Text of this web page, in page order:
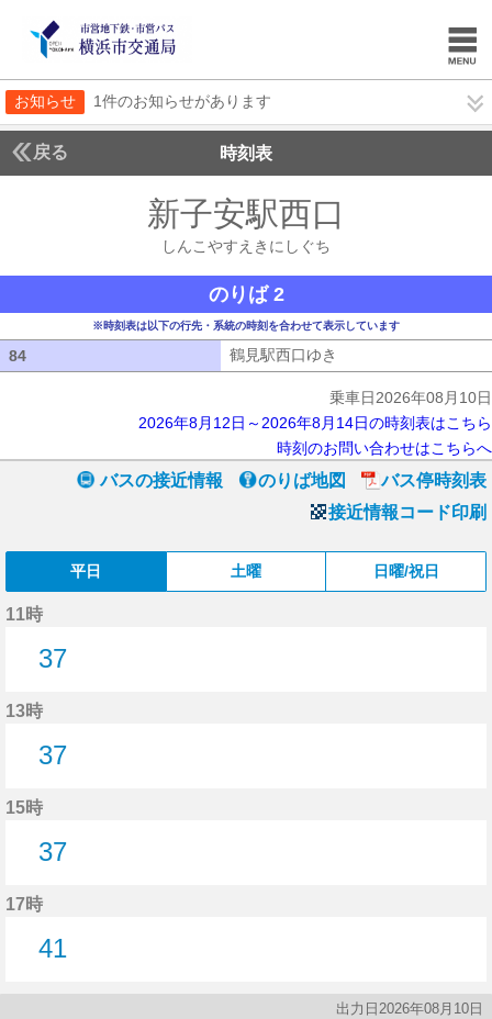
お知らせ 1件のお知らせがあります
戻る 時刻表
新子安駅西口
しんこやすえきにしぐち
のりば 2
※時刻表は以下の行先・系統の時刻を合わせて表示しています
84 鶴見駅西口ゆき
乗車日2026年08月10日
2026年8月12日～2026年8月14日の時刻表はこちら
時刻のお問い合わせはこちらへ
バスの接近情報 のりば地図
バス停時刻表
接近情報コード印刷
平日 土曜 日曜/祝日
11時
37
13時
37
15時
37
17時
41
出力日2026年08月10日